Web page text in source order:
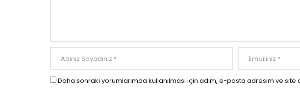
Daha sonraki yorumlarımda kullanılması için adım, e-posta adresim ve site